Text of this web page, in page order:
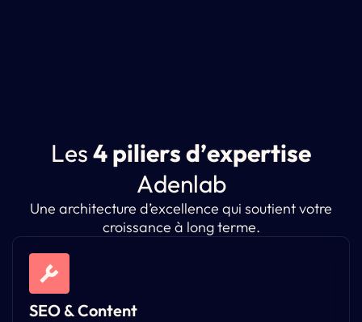
Les4piliersd’expertise
Adenlab
Une architecture d’excellence qui soutient votre
croissance à long terme.
SEO & Content